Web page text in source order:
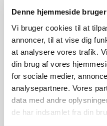
Denne hjemmeside
Vi bruger cookies til at
annoncer, til at vise dig
at analysere vores trafik.
din brug af vores
for sociale medier,
analysepartnere. Vores
data med andre
de har indsamlet fra din
History